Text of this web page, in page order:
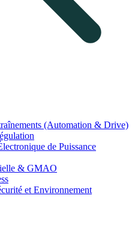
(Automation & Drive)
de Puissance
& GMAO
et Environnement